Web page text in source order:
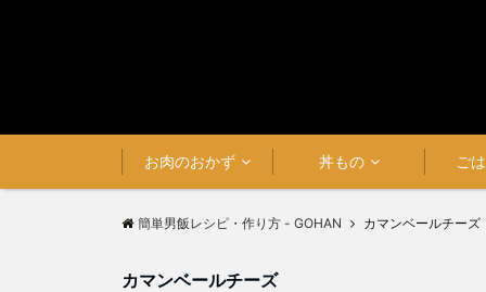
お肉のおかず 丼もの ご
簡単男飯レシピ・作り方 - GOHAN カマンベールチーズ
カマンベールチーズ